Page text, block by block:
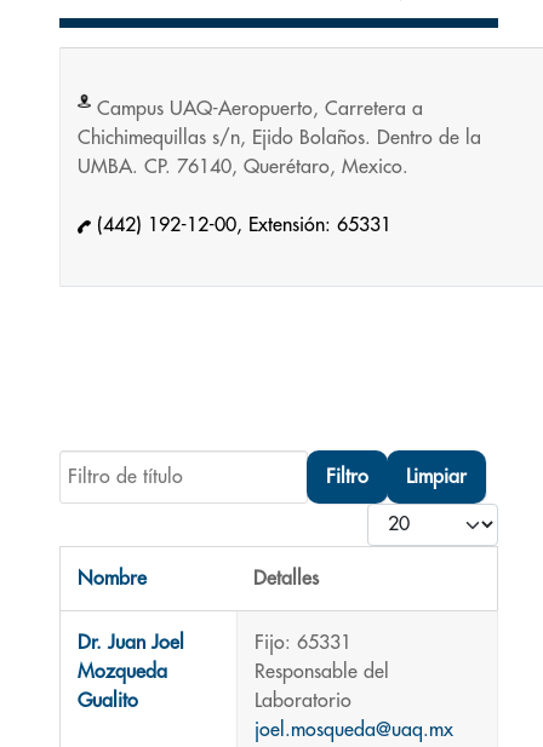
Campus UAQ-Aeropuerto, Carretera a
Chichimequillas s/n, Ejido Bolaños. Dentro de la
UMBA. CP. 76140, Querétaro, Mexico.
(442) 192-12-00, Extensión: 65331
Filtro de título
Filtro Limpiar
Cantidad
Nombre Detalles
Dr. Juan Joel
Mozqueda
Gualito
Fijo: 65331
Responsable del
Laboratorio
joel.mosqueda@uaq.mx